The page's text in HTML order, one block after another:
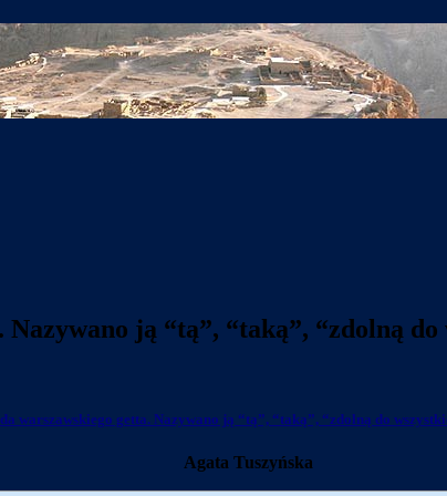
ją “tą”, “taką”, “zdolną do
warszawskiego getta. Nazywano ją “tą”, “taką”, “zdolną do
Agata Tuszyńska